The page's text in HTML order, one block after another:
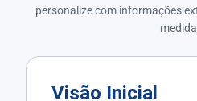
personalize com informações
Visão Inicial